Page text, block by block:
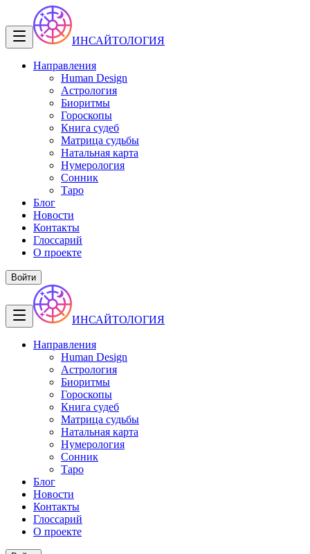
ИНСАЙТОЛОГИЯ
Направления
Human Design
Астрология
Биоритмы
Гороскопы
Книга судеб
Матрица судьбы
Натальная карта
Нумерология
Сонник
Таро
Блог
Новости
Контакты
Глоссарий
О проекте
Войти
ИНСАЙТОЛОГИЯ
Направления
Human Design
Астрология
Биоритмы
Гороскопы
Книга судеб
Матрица судьбы
Натальная карта
Нумерология
Сонник
Таро
Блог
Новости
Контакты
Глоссарий
О проекте